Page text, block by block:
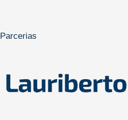
Parcerias